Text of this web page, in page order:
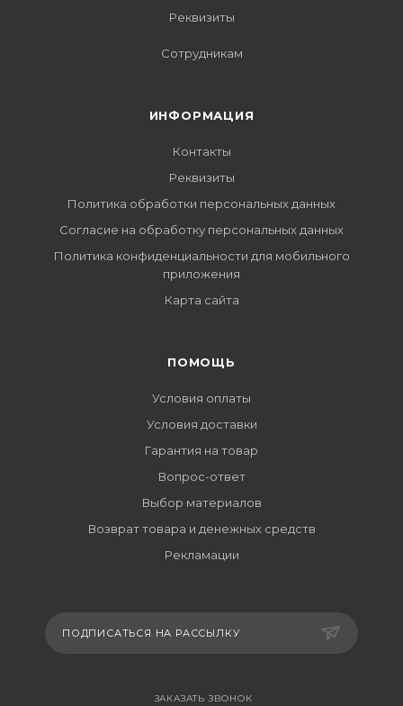
Реквизиты
Сотрудникам
ИНФОРМАЦИЯ
Контакты
Реквизиты
Политика обработки персональных данных
Согласие на обработку персональных данных
Политика конфиденциальности для мобильного
приложения
Карта сайта
ПОМОЩЬ
Условия оплаты
Условия доставки
Гарантия на товар
Вопрос-ответ
Выбор материалов
Возврат товара и денежных средств
Рекламации
ПОДПИСАТЬСЯ НА РАССЫЛКУ
ЗАКАЗАТЬ ЗВОНОК